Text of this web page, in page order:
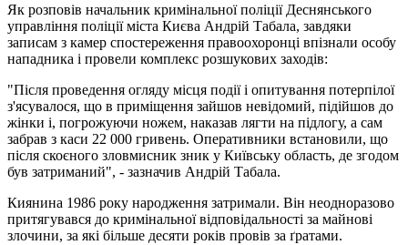
Як розповів начальник кримінальної поліції Деснянського
управління поліції міста Києва Андрій Табала, завдяки
записам з камер спостереження правоохоронці впізнали особу
нападника і провели комплекс розшукових заходів:
"Після проведення огляду місця події і опитування потерпілої
з'ясувалося, що в приміщення зайшов невідомий, підійшов до
жінки і, погрожуючи ножем, наказав лягти на підлогу, а сам
забрав з каси 22 000 гривень. Оперативники встановили, що
після скоєного зловмисник зник у Київську область, де згодом
був затриманий", - зазначив Андрій Табала.
Киянина 1986 року народження затримали. Він неодноразово
притягувався до кримінальної відповідальності за майнові
злочини, за які більше десяти років провів за ґратами.